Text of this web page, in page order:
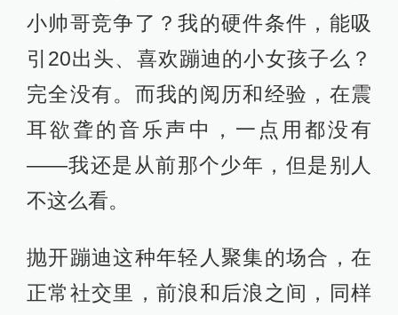
小帅哥竞争了？我的硬件条件，能吸
引20出头、喜欢蹦迪的小女孩子么？
完全没有。而我的阅历和经验，在震
耳欲聋的音乐声中，一点用都没有
——我还是从前那个少年，但是别人
不这么看。
抛开蹦迪这种年轻人聚集的场合，在
正常社交里，前浪和后浪之间，同样